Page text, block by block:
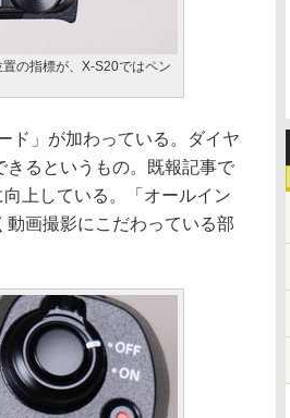
の指標が、X-S20ではペン
ド」が加わっている。ダイヤ
きるというもの。既報記事で
上している。「オールイン
画撮影にこだわっている部